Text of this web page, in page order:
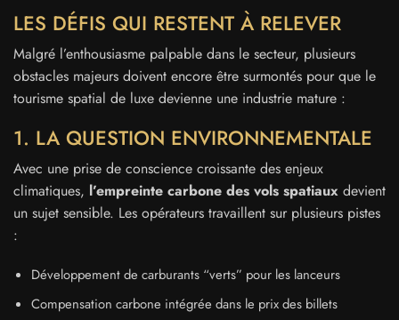
LES DÉFIS QUI RESTENT À RELEVER
Malgré l’enthousiasme palpable dans le secteur, plusieurs
obstacles majeurs doivent encore être surmontés pour que le
tourisme spatial de luxe devienne une industrie mature :
1. LA QUESTION ENVIRONNEMENTALE
Avec une prise de conscience croissante des enjeux
climatiques, l’empreinte carbone des vols spatiaux devient
un sujet sensible. Les opérateurs travaillent sur plusieurs pistes
:
Développement de carburants “verts” pour les lanceurs
Compensation carbone intégrée dans le prix des billets